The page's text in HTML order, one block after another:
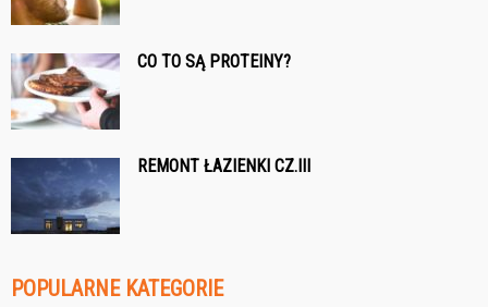
CO TO SĄ PROTEINY?
REMONT ŁAZIENKI CZ.III
POPULARNE KATEGORIE